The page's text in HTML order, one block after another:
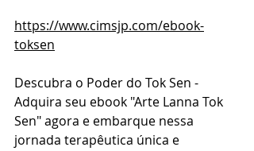
https://www.cimsjp.com/ebook-
toksen
Descubra o Poder do Tok Sen -
Adquira seu ebook "Arte Lanna Tok
Sen" agora e embarque nessa
jornada terapêutica única e